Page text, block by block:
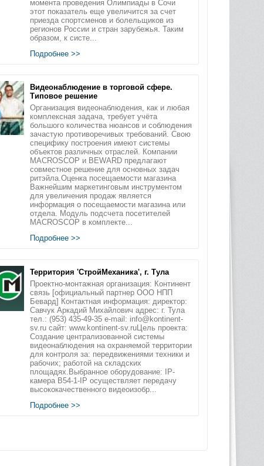
момента проведения Олимпиады в Сочи
этот показатель еще увеличится за счет
приезда спортсменов и болельщиков из
регионов России и стран зарубежья. Таким
образом, к систе...
Подробнее >>
Видеонаблюдение в торговой сфере.
Типовое решение
Организация видеонаблюдения, как и любая
комплексная задача, требует учёта
большого количества нюансов и соблюдения
зачастую противоречивых требований. Свою
специфику построения имеют системы
объектов различных отраслей. Компании
MACROSCOP и BEWARD предлагают
совместное решение для основных задач
ритэйла.Оценка посещаемости магазина
Важнейшим маркетинговым инструментом
для увеличения продаж является
информация о посещаемости магазина или
отдела. Модуль подсчета посетителей
MACROSCOP в комплекте...
Подробнее >>
Территория 'СтройМеханика', г. Тула
Проектно-монтажная организация: Континент
связь [официальный партнер ООО НПП
Бевард] Контактная информация: директор:
Савчук Аркадий Михайлович адрес: г. Тула
тел.: (953) 435-49-35 e-mail: info@kontinent-
sv.ru сайт: www.kontinent-sv.ruЦель проекта:
Создание централизованной системы
видеонаблюдения на охраняемой территории
для контроля за: передвижениями техники и
рабочих; работой на складских
площадях.Выбранное оборудование: IP-
камера B54-1-IP осуществляет передачу
высококачественного видеоизобр...
Подробнее >>